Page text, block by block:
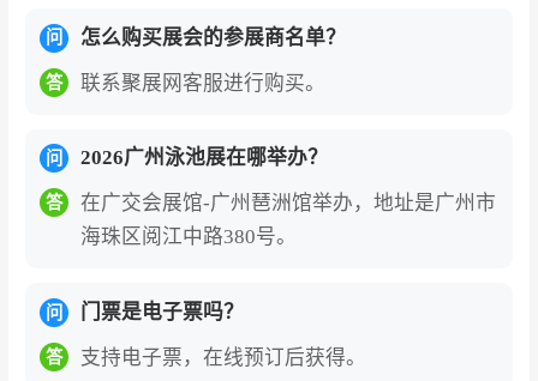
雷仕、博源尚、华进、帕纳佳世、创稳、洛名
狮、智净未来、欧仕达、泳德、宝标、火兔、北
沃、博尔富、德维普等众多行业领军企业与新锐
浴场、水上乐园、智慧管理系统、环保节能技
术、康养休闲配套等全产业链核心品类，构建起
从上游供应链到下游应用场景的完整生态圈。
广州亚洲泳池SPA展览会（Asia Pool & Spa Exp
o）立足全球康养经济持续升温的大背景，整合高
端按摩浴缸、远红外桑拿房、多功能蒸汽房及配
问 怎么购买展会的参展商名单？
答 联系聚展网客服进行购买。
问 2026广州泳池展在哪举办？
答
在广交会展馆-广州琶洲馆举办，地址是广州市
海珠区阅江中路380号。
问 门票是电子票吗？
答 支持电子票，在线预订后获得。